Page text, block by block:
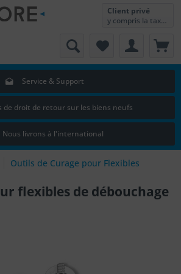
Client privé
y compris la taxe sur la valeur ajoutée
Service & Support
de droit de retour sur les biens neufs
Nous livrons à l'international
Outils de Curage pour Flexibles
flexibles de débouchage